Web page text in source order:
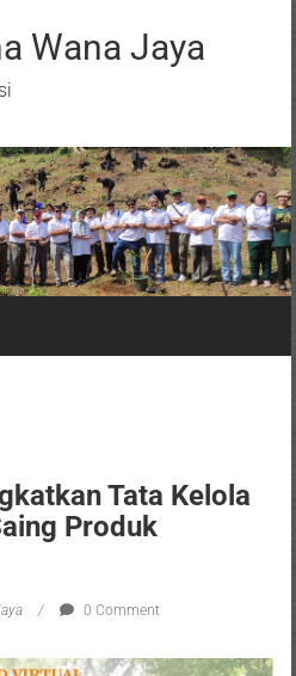
Wana Jaya
Tata Kelola
Produk
0 Comment